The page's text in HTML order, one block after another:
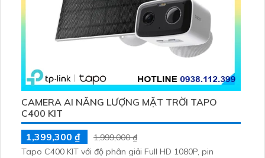
CAMERA AI NĂNG LƯỢNG MẶT TRỜI TAPO
C400 KIT
1,399,300 ₫
1,999,000 ₫
Tapo C400 KIT với độ phân giải Full HD 1080P, pin